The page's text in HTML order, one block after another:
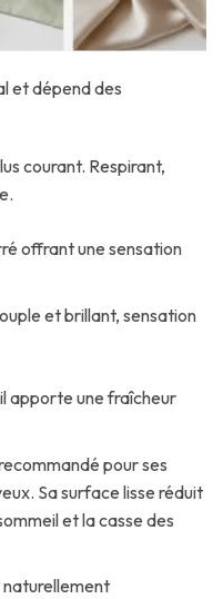
et dépend des
courant. Respirant,
offrant une sensation
et brillant, sensation
apporte une fraîcheur
pour ses
Sa surface lisse réduit
et la casse des